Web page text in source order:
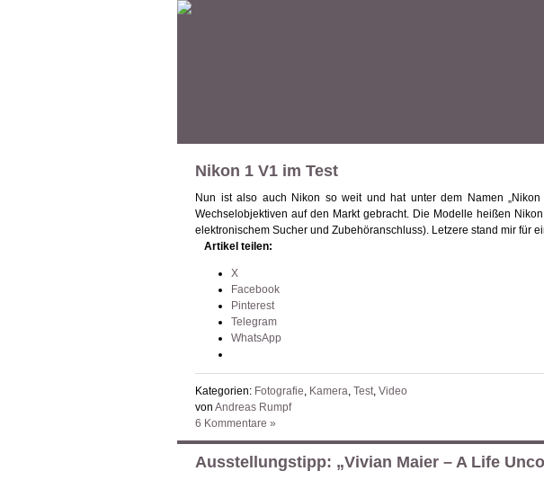
Nikon 1 V1 im Test
Nun ist also auch Nikon so weit und hat unter dem Namen
Wechselobjektiven auf den Markt gebracht. Die Modelle heißen
elektronischem Sucher und Zubehöranschluss). Letzere stand mir für
Artikel teilen:
X
Facebook
Pinterest
Telegram
WhatsApp
Kategorien: Fotografie, Kamera, Test, Video
von Andreas Rumpf
6 Kommentare »
Ausstellungstipp: „Vivian Maier – A Life